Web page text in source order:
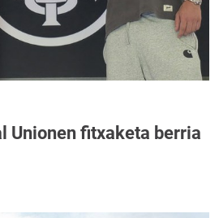
Unionen fitxaketa berria